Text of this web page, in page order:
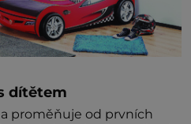
dítětem
proměňuje od prvních